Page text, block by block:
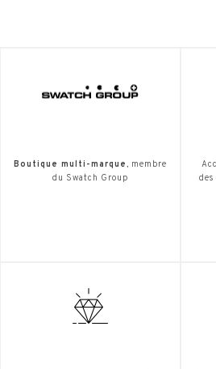
Boutique multi-marque, membre
du Swatch Group